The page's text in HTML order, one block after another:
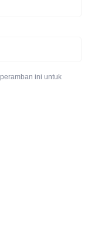
ini untuk